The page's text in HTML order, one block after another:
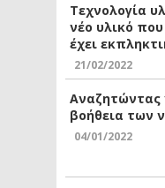
Τεχνολογία
νέο υλικό που
έχει
21/02/2022
Αναζητώντας
βοήθεια των
04/01/2022